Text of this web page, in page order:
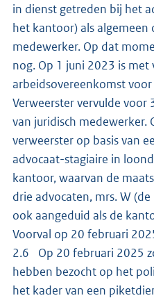
in dienst getreden bij het
het kantoor) als algemeen
medewerker. Op dat
nog. Op 1 juni 2023 is met
arbeidsovereenkomst
Verweerster vervulde voor
van juridisch medewerker.
verweerster op basis van
advocaat-stagiaire in
kantoor, waarvan de
drie advocaten, mrs. W
ook aangeduid als de
Voorval op 20 februari
2.6 Op 20 februari 2025
hebben bezocht op het
het kader van een